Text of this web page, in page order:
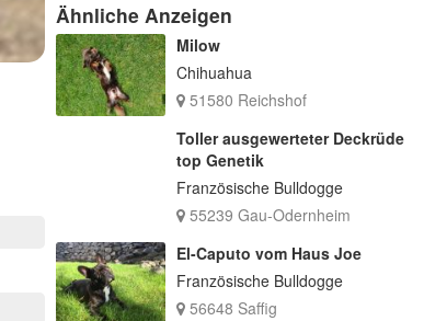
Ähnliche Anzeigen
Milow
Chihuahua
51580 Reichshof
Toller ausgewerteter Deckrüde
top Genetik
Französische Bulldogge
55239 Gau-Odernheim
El-Caputo vom Haus Joe
Französische Bulldogge
56648 Saffig